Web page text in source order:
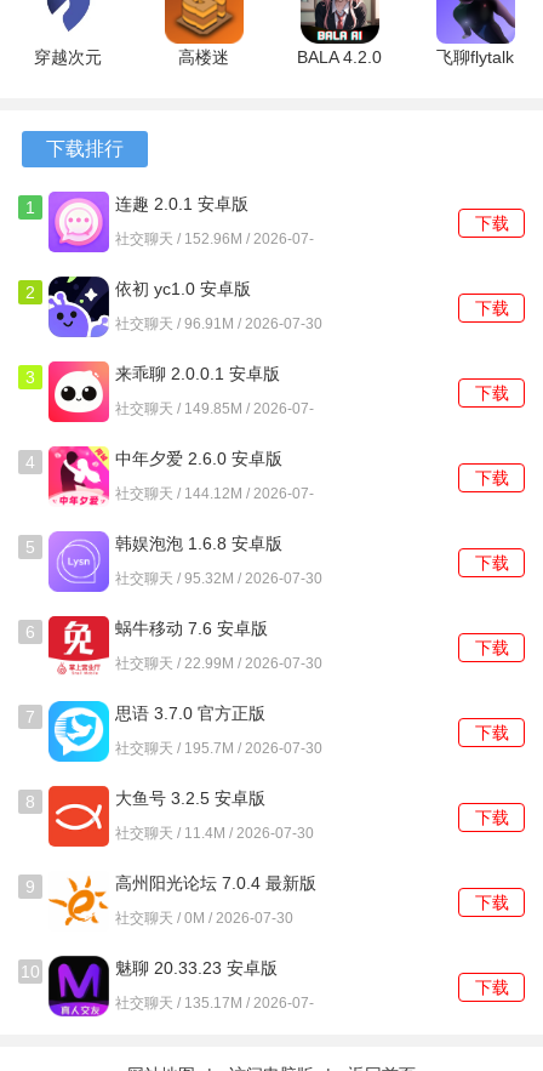
进行充分沟通，降低初次线下接触的陌生感。
2、设有分享个人动态的区域，上传旅行见闻或生活瞬间，多
3、系统会参考用户自行填写的性格标签与旅行偏好，进行个
软件功能
1、注册环节必须完成实名信息提交与实时视频验证，缺一不
可，这是使用所有服务的前提条件。
2、创建邀约时需详细填写活动类型、时间、地点及期望人
数，信息越具体越容易获得响应。
3、在地图页面上，可以直观看到周边其他用户的实时距离与
状态，一键发起聊天或查看其动态。
4、个人主页集中展示了过往发布的动态、参与过的活动以及
获得的他人评价，构成可信度参考。
使用教程
1、启动后，在登录页面选择手机号验证方式，输入号码并获
取短信验证码完成首次登录。
2、进入资料完善页面，按照提示上传清晰个人照片，并完成
实名信息的填写与提交。
3、根据引导开启摄像头，录制一段简短的认证视频，系统审
核通过后账户功能才会全部解锁。
4、在发现页面的顶部，点击发布按钮，选择活动类型并详细
描述你的线下结伴计划。
5、通过筛选条件，如城市、距离或兴趣标签，浏览系统推荐
卓版
穿越次元
高楼迷
BALA 4.2.0
飞聊flytalk
下载排行
1 连趣 2.0.1 安卓版
社交聊天 / 152.96M / 2026-07-
下载
2 依初 yc1.0 安卓版
社交聊天 / 96.91M / 2026-07-30
下载
3 来乖聊 2.0.0.1 安卓版
社交聊天 / 149.85M / 2026-07-
下载
4 中年夕爱 2.6.0 安卓版
社交聊天 / 144.12M / 2026-07-
下载
5 韩娱泡泡 1.6.8 安卓版
社交聊天 / 95.32M / 2026-07-30
下载
6 蜗牛移动 7.6 安卓版
社交聊天 / 22.99M / 2026-07-30
下载
7 思语 3.7.0 官方正版
社交聊天 / 195.7M / 2026-07-30
下载
8 大鱼号 3.2.5 安卓版
社交聊天 / 11.4M / 2026-07-30
下载
9 高州阳光论坛 7.0.4 最新版
社交聊天 / 0M / 2026-07-30
下载
10 魅聊 20.33.23 安卓版
社交聊天 / 135.17M / 2026-07-
下载